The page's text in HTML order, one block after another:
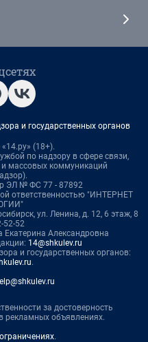
и государственных органов
(18+).
по надзору в сфере связи,
массовых коммуникаций
ЭЛ № ФС 77 - 87892
ответственностью "ИНТЕРНЕТ
ул. Ленина, д. 12, 6 этаж, 8
52-52
Александровна
14@shkulev.ru
и государственных органов:
.
за достоверность
рекламных объявлениях.
.